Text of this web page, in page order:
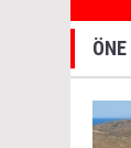
ÖNE